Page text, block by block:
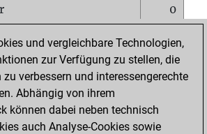
0
Brett
0
0
und vergleichbare Technologien,
zur Verfügung zu stellen, die
verbessern und interessengerechte
Abhängig von ihrem
können dabei neben technisch
auch Analyse-Cookies sowie